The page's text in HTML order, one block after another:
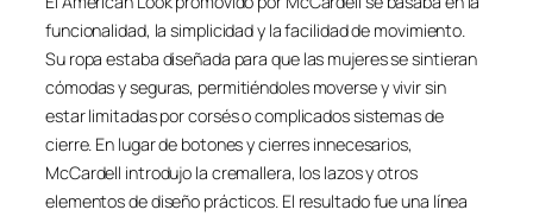
funcionalidad, la simplicidad y la facilidad de movimiento.
Su ropa estaba diseñada para que las mujeres se sintieran
cómodas y seguras, permitiéndoles moverse y vivir sin
estar limitadas por corsés o complicados sistemas de
cierre. En lugar de botones y cierres innecesarios,
McCardell introdujo la cremallera, los lazos y otros
elementos de diseño prácticos. El resultado fue una línea